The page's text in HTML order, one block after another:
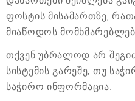
ფოსტის მისამართზე,
მიაწოდოს
თქვენ უბრალოდ არ
სისტემის გარეშე, თუ
საჭირო ინფორმაცია.